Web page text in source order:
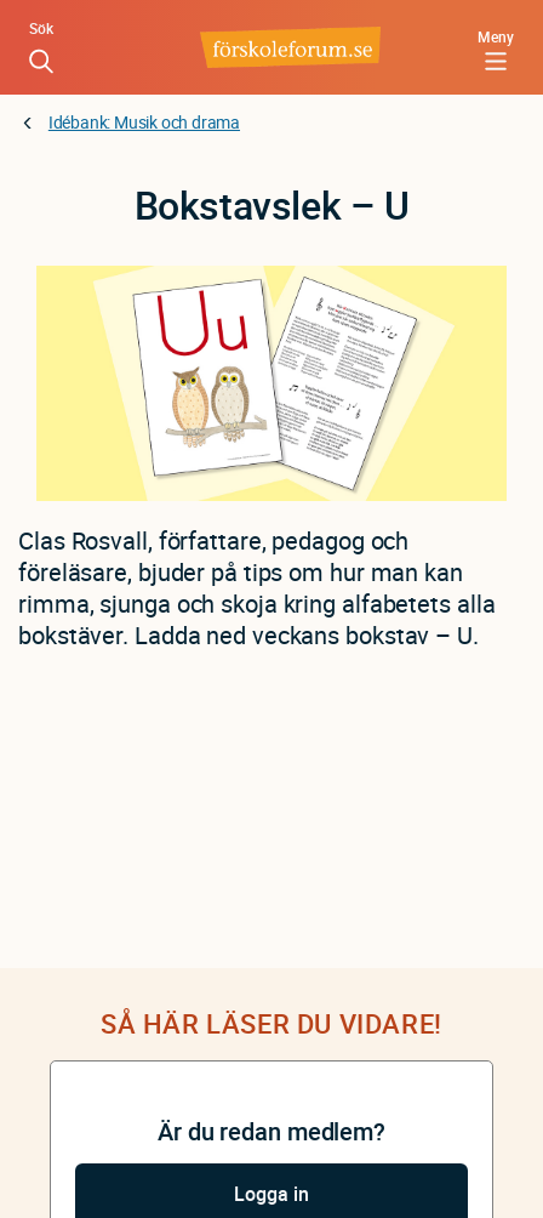
Hoppa
huvudinnehåll
Meny
Sök
Idébank: Musik och drama
Bokstavslek – U
Clas Rosvall, författare, pedagog och
föreläsare, bjuder på tips om hur man kan
rimma, sjunga och skoja kring alfabetets alla
bokstäver. Ladda ned veckans bokstav – U.
SÅ HÄR LÄSER DU VIDARE!
Är du redan medlem?
Logga in